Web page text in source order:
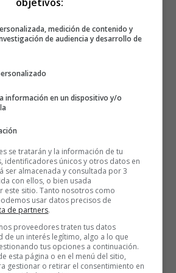
por su fortaleza, dedicación y amor
celebración merecida para todas las
💜
las Mujeres en el 8 de
especial
mujeres,
¡Feliz!
valientes,
medición de contenido y
de audiencia y desarrollo de
información en un dispositivo y/o
se tratarán y la información de tu
identificadores únicos y otros datos en
ser almacenada y consultada por 3
con ellos, o bien usada
este sitio. Tanto nosotros como
usar datos precisos de
de partners.
proveedores traten tus datos
de un interés legítimo, algo a lo que
tus opciones a continuación.
esta página o en el menú del sitio,
gestionar o retirar el consentimiento en